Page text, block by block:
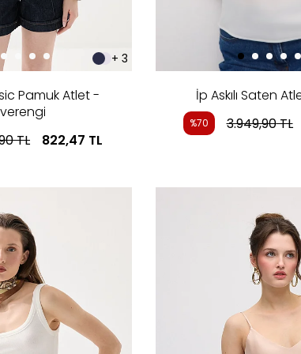
+ 3
Pamuk Atlet -
TL 822,47 TL
İp Askılı Saten
%70 3.949,90TL